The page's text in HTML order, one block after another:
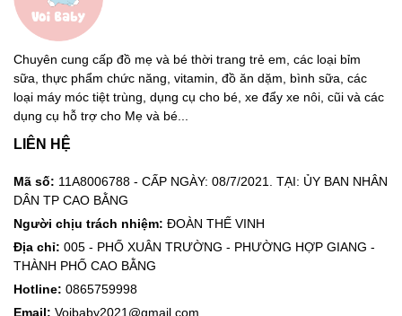
Chuyên cung cấp đồ mẹ và bé thời trang trẻ em, các loại bỉm
sữa, thực phẩm chức năng, vitamin, đồ ăn dặm, bình sữa, các
loại máy móc tiệt trùng, dụng cụ cho bé, xe đẩy xe nôi, cũi và các
dụng cụ hỗ trợ cho Mẹ và bé...
LIÊN HỆ
Mã số: 11A8006788 - CẤP NGÀY: 08/7/2021. TẠI: ỦY BAN NHÂN
DÂN TP CAO BẰNG
Người chịu trách nhiệm: ĐOÀN THẾ VINH
Địa chỉ: 005 - PHỐ XUÂN TRƯỜNG - PHƯỜNG HỢP GIANG -
THÀNH PHỐ CAO BẰNG
Hotline: 0865759998
Email: Voibaby2021@gmail.com